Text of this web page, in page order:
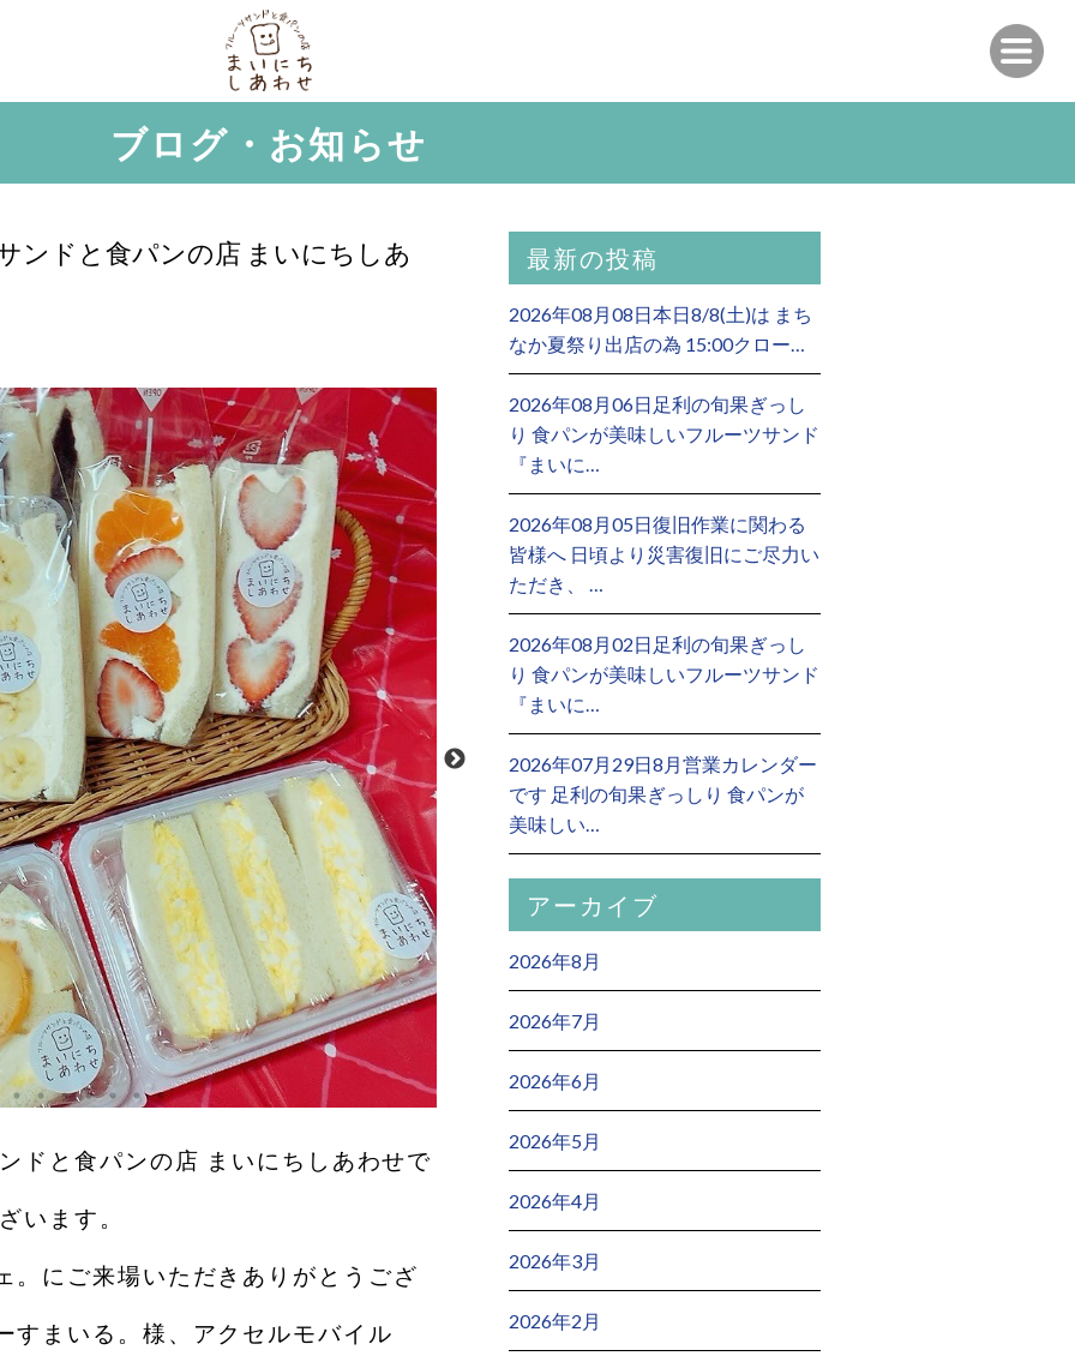
ブログ・お知らせ
ンドと食パンの店 まいにちしあ
ドと食パンの店 まいにちしあわせで
います。
。にご来場いただきありがとうござ
すまいる。様、アクセルモバイル
最新の投稿
2026年08月08日本日8/8(土)は まち
なか夏祭り出店の為 15:00クロー…
2026年08月06日足利の旬果ぎっし
り 食パンが美味しいフルーツサンド
『まいに…
2026年08月05日復旧作業に関わる
皆様へ 日頃より災害復旧にご尽力い
ただき、 …
2026年08月02日足利の旬果ぎっし
り 食パンが美味しいフルーツサンド
『まいに…
2026年07月29日8月営業カレンダー
です 足利の旬果ぎっしり 食パンが
美味しい…
アーカイブ
2026年8月
2026年7月
2026年6月
2026年5月
2026年4月
2026年3月
2026年2月